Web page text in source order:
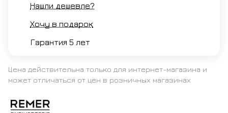
Нашли дешевле?
Хочу в подарок
Гарантия 5 лет
Цена действительна только для интернет-магазина и
может отличаться от цен в розничных магазинах